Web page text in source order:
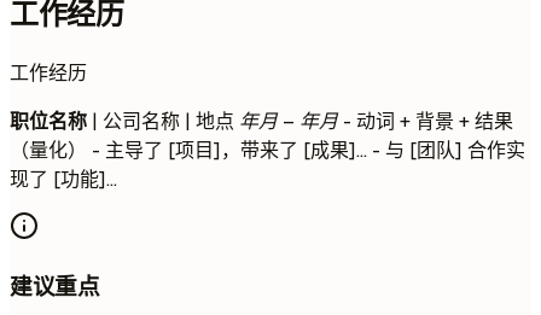
工作经历
工作经历
职位名称 | 公司名称 | 地点 年月 – 年月- 动词 + 背景 + 结果
（量化） - 主导了 [项目]，带来了 [成果]... - 与 [团队] 合作实
现了 [功能]...
建议重点